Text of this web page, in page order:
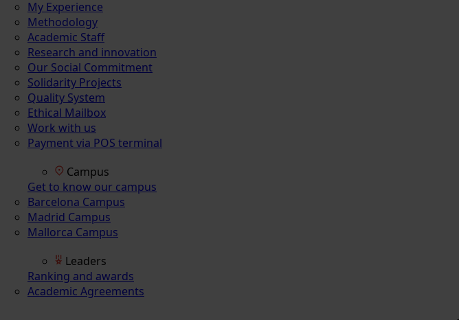
My Experience
Methodology
Academic Staff
Research and innovation
Our Social Commitment
Solidarity Projects
Quality System
Ethical Mailbox
Work with us
Payment via POS terminal
Campus
Get to know our campus
Barcelona Campus
Madrid Campus
Mallorca Campus
Leaders
Ranking and awards
Academic Agreements